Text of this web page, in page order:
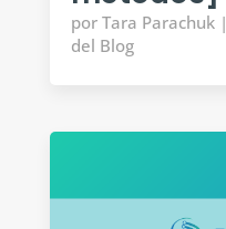
por Tara Parachuk|
del Blog